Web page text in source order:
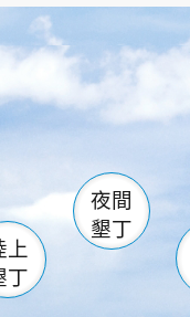
滿州
森林遊樂區
墾管處遊客中心
社頂公園
船帆石香蕉灣
鵝鑾鼻
上
丁
夜間
墾丁